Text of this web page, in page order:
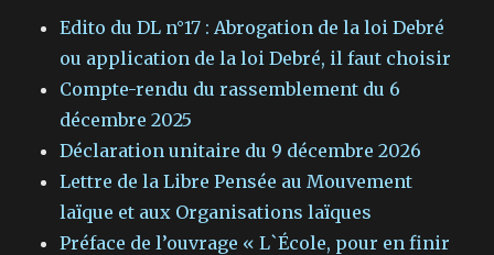
Edito du DL n°17 : Abrogation de la loi Debré
ou application de la loi Debré, il faut choisir
Compte-rendu du rassemblement du 6
décembre 2025
Déclaration unitaire du 9 décembre 2026
Lettre de la Libre Pensée au Mouvement
laïque et aux Organisations laïques
Préface de l’ouvrage « L`École, pour en finir